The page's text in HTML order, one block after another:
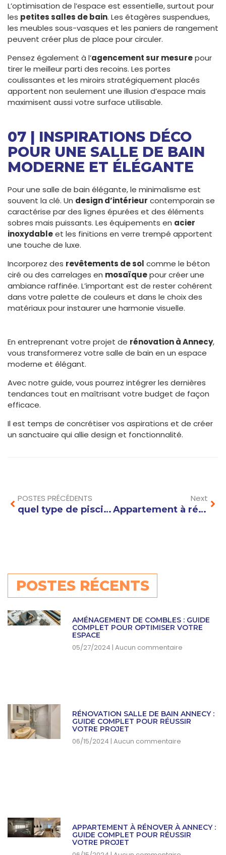
L’optimisation de l’espace est essentielle, surtout pour
les petites salles de bain. Les étagères suspendues,
les meubles sous-vasques et les paniers de rangement
peuvent créer plus de place pour circuler.
Pensez également à l’agencement sur mesurepour
tirer le meilleur parti des recoins. Les portes
coulissantes et les miroirs stratégiquement placés
apportent non seulement une illusion d’espace mais
maximisent aussi votre surface utilisable.
07 | INSPIRATIONS DÉCO
POUR UNE SALLE DE BAIN
MODERNE ET ÉLÉGANTE
Pour une salle de bain élégante, le minimalisme est
souvent la clé. Un design d’intérieur contemporain se
caractérise par des lignes épurées et des éléments
sobres mais puissants. Les équipements en acier
inoxydableet les finitions en verre trempé apportent
une touche de luxe.
Incorporez des revêtements de sol comme le béton
ciré ou des carrelages en mosaïquepour créer une
ambiance raffinée. L’important est de rester cohérent
dans votre palette de couleurs et dans le choix des
matériaux pour instaurer une harmonie visuelle.
En entreprenant votre projet de rénovation à Annecy,
vous transformerez votre salle de bain en un espace
moderne et élégant.
Avec notre guide, vous pourrez intégrer les dernières
tendances tout en maîtrisant votre budget de façon
efficace.
Il est temps de concrétiser vos aspirations et de créer
un sanctuaire qui allie design et fonctionnalité.
POSTES PRÉCÉDENTS
quel type de piscine de luxe installer ?
Next
Appartement à rénover Annecy : les erreurs à éviter avant d’acheter
POSTES RÉCENTS
AMÉNAGEMENT DE COMBLES : GUIDE
COMPLET POUR OPTIMISER VOTRE
ESPACE
05/27/2024 Aucun commentaire
RÉNOVATION SALLE DE BAIN ANNECY :
GUIDE COMPLET POUR RÉUSSIR
VOTRE PROJET
06/15/2024 Aucun commentaire
APPARTEMENT À RÉNOVER À ANNECY :
GUIDE COMPLET POUR RÉUSSIR
VOTRE PROJET